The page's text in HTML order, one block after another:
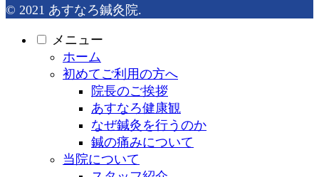
© 2021 あすなろ鍼灸院.
メニュー
ホーム
初めてご利用の方へ
院長のご挨拶
あすなろ健康観
なぜ鍼灸を行うのか
鍼の痛みについて
当院について